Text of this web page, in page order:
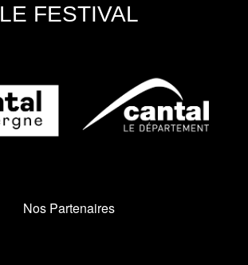
LE FESTIVAL
Nos Partenaires